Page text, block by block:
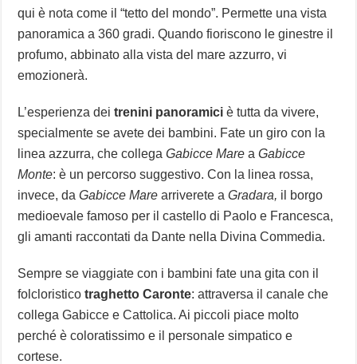
qui è nota come il “tetto del mondo”. Permette una vista
panoramica a 360 gradi. Quando fioriscono le ginestre il
profumo, abbinato alla vista del mare azzurro, vi
emozionerà.
L’esperienza deitrenini panoramici è tutta da vivere,
specialmente se avete dei bambini. Fate un giro con la
linea azzurra, che collegaGabicce Mare aGabicce
Monte: è un percorso suggestivo. Con la linea rossa,
invece, daGabicce Mare arriverete aGradara, il borgo
medioevale famoso per il castello di Paolo e Francesca,
gli amanti raccontati da Dante nella Divina Commedia.
Sempre se viaggiate con i bambini fate una gita con il
folcloristicotraghetto Caronte: attraversa il canale che
collega Gabicce e Cattolica. Ai piccoli piace molto
perché è coloratissimo e il personale simpatico e
cortese.